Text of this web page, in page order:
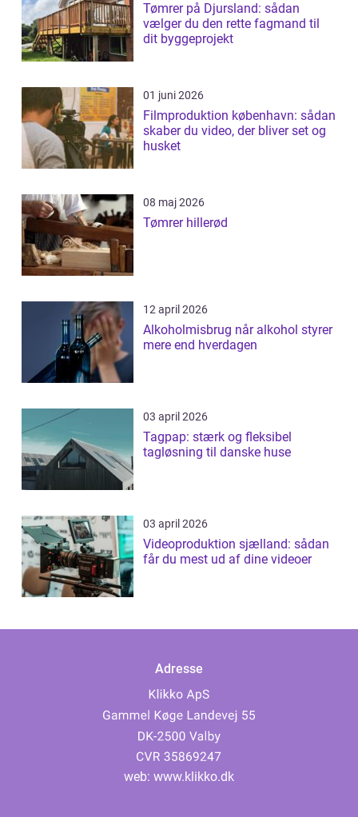
Tømrer på Djursland: sådan
vælger du den rette fagmand til
dit byggeprojekt
01 juni 2026
Filmproduktion københavn: sådan
skaber du video, der bliver set og
husket
08 maj 2026
Tømrer hillerød
12 april 2026
Alkoholmisbrug når alkohol styrer
mere end hverdagen
03 april 2026
Tagpap: stærk og fleksibel
tagløsning til danske huse
03 april 2026
Videoproduktion sjælland: sådan
får du mest ud af dine videoer
Adresse
web: www.klikko.dk